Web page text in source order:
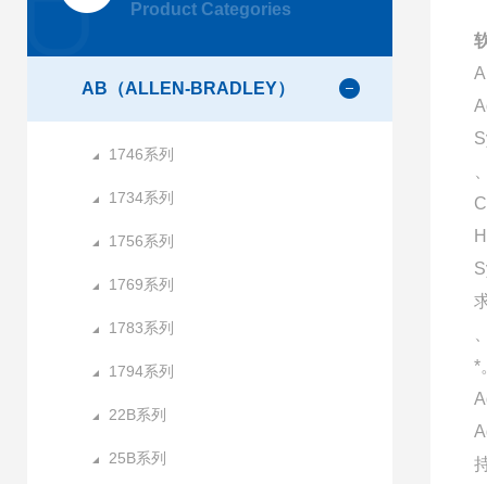
Product Categories
AB（ALLEN-BRADLEY）
1746系列
1734系列
1756系列
1769系列
1783系列
1794系列
22B系列
25B系列
*